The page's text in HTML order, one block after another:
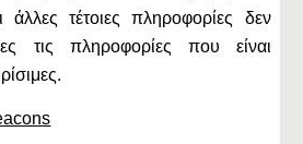
άλλες τέτοιες πληροφορίες δεν
τις πληροφορίες που είναι